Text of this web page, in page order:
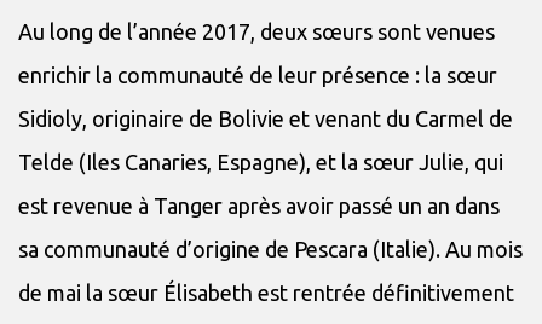
Au long de l’année 2017, deux sœurs sont venues
enrichir la communauté de leur présence : la sœur
Sidioly, originaire de Bolivie et venant du Carmel de
Telde (Iles Canaries, Espagne), et la sœur Julie, qui
est revenue à Tanger après avoir passé un an dans
sa communauté d’origine de Pescara (Italie). Au mois
de mai la sœur Élisabeth est rentrée définitivement